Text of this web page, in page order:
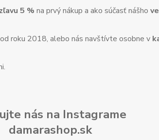
zľavu 5 % na prvý nákup a ako súčasť nášho
roku 2018, alebo nás navštívte osobne v
nás na Instagrame
damarashop.sk